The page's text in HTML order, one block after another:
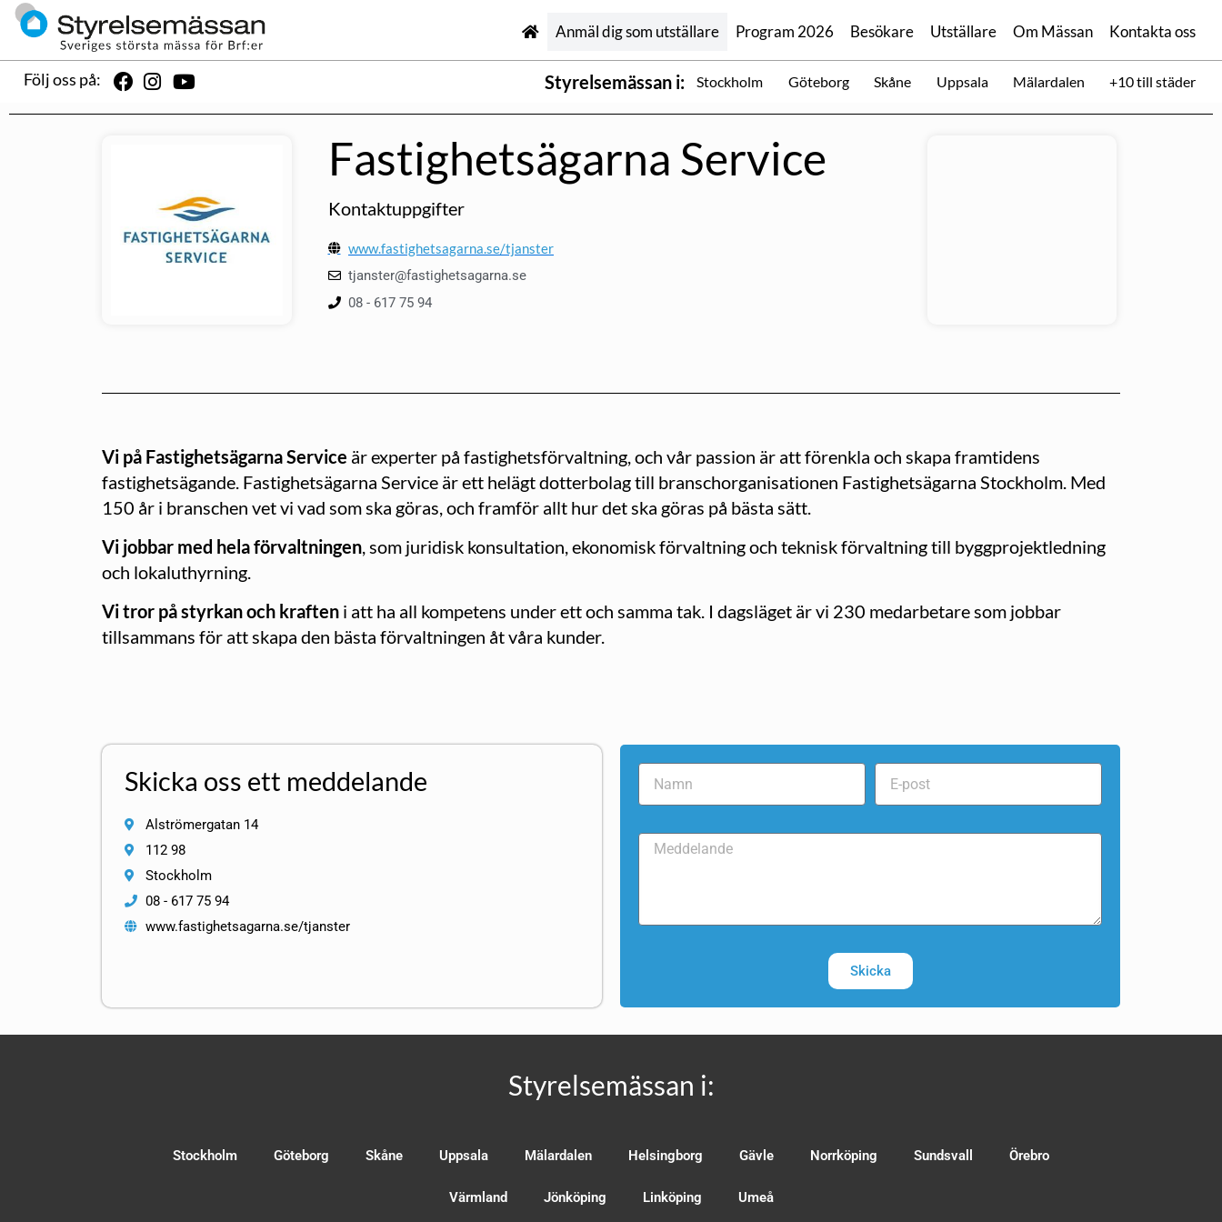
Anmäl dig som utställare Program 2026 Besökare Utställare Om Mässan Kontakta oss
Följ oss på: Styrelsemässan i: Stockholm Göteborg Skåne Uppsala Mälardalen +10 till städer
Fastighetsägarna Service
Kontaktuppgifter
www.fastighetsagarna.se/tjanster
tjanster@fastighetsagarna.se
08 - 617 75 94
Vi på Fastighetsägarna Service är experter på fastighetsförvaltning, och vår passion är att förenkla och skapa framtidens
fastighetsägande. Fastighetsägarna Service är ett helägt dotterbolag till branschorganisationen Fastighetsägarna Stockholm. Med
150 år i branschen vet vi vad som ska göras, och framför allt hur det ska göras på bästa sätt.
Vi jobbar med hela förvaltningen, som juridisk konsultation, ekonomisk förvaltning och teknisk förvaltning till byggprojektledning
och lokaluthyrning.
Vi tror på styrkan och kraften i att ha all kompetens under ett och samma tak. I dagsläget är vi 230 medarbetare som jobbar
tillsammans för att skapa den bästa förvaltningen åt våra kunder.
Skicka oss ett meddelande
Alströmergatan 14
112 98
Stockholm
08 - 617 75 94
www.fastighetsagarna.se/tjanster
Skicka
Styrelsemässan i:
Stockholm Göteborg Skåne Uppsala Mälardalen Helsingborg Gävle Norrköping Sundsvall Örebro
Värmland Jönköping Linköping Umeå